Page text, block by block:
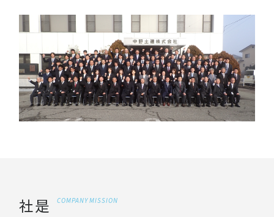
社是 COMPANY MISSION